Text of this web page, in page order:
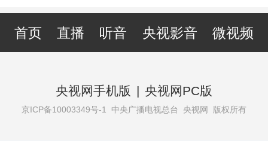
首页 直播 听音 央视影音 微视频
央视网手机版 | 央视网PC版
京ICP备10003349号-1 中央广播电视总台 央视网 版权所有